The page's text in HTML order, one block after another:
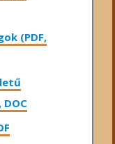
(PDF,